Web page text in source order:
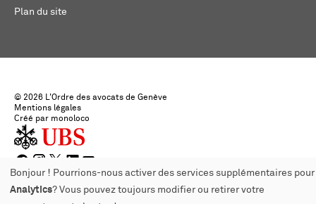
Plan du site
© 2026 L'Ordre des avocats de Genève
Mentions légales
Créé par monoloco
Bonjour ! Pourrions-nous activer des services supplémentaires pour
Analytics? Vous pouvez toujours modifier ou retirer votre